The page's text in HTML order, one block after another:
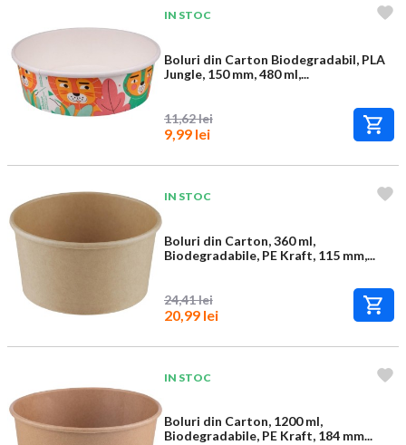
IN STOC
Boluri din Carton Biodegradabil, PLA
Jungle, 150 mm, 480 ml,...
11,62 lei
9,99 lei
IN STOC
Boluri din Carton, 360 ml,
Biodegradabile, PE Kraft, 115 mm,...
24,41 lei
20,99 lei
IN STOC
Boluri din Carton, 1200 ml,
Biodegradabile, PE Kraft, 184 mm...